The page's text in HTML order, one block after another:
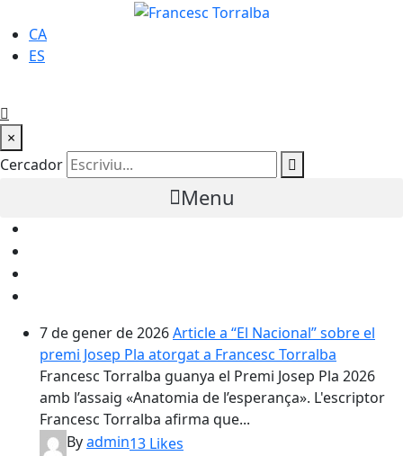
CA
ES
×
Cercador
Menu
7 de gener de 2026Article a “El Nacional” sobre el
premi Josep Pla atorgat a Francesc Torralba
Francesc Torralba guanya el Premi Josep Pla 2026
amb l’assaig «Anatomia de l’esperança». L'escriptor
Francesc Torralba afirma que...
Byadmin13 Likes